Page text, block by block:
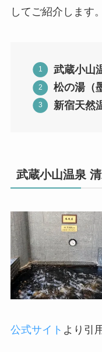
してご紹介します。
武蔵小山
松の湯（
新宿天然
武蔵小山温泉 清
公式サイト より引